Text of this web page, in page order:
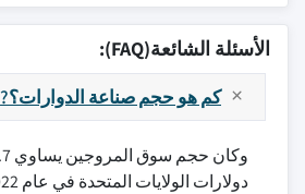
الأسئلة الشائعة(FAQ):
كم هو حجم صناعة الدوارات؟?